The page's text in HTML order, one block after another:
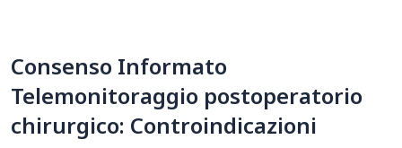
Consenso Informato
Telemonitoraggio postoperatorio
chirurgico: Controindicazioni